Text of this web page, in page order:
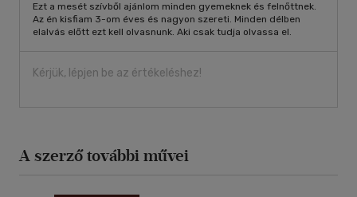
Ezt a mesét szívből ajánlom minden gyemeknek és felnőttnek.
Az én kisfiam 3-om éves és nagyon szereti. Minden délben
elalvás előtt ezt kell olvasnunk. Aki csak tudja olvassa el.
Kérjük, lépjen be az értékeléshez!
A szerző további művei